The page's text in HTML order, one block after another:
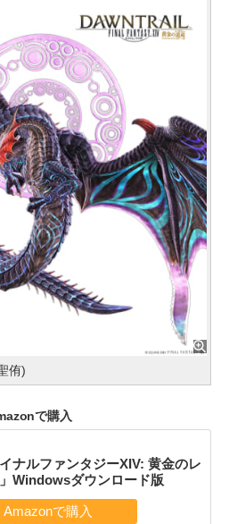
侑)
で購入
ナルファンタジーXIV: 黄金のレ
Windowsダウンロード版